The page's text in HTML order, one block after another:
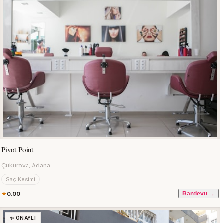
Pivot Point
Çukurova, Adana
Saç Kesimi
0.00 Randevu →
✨ ONAYLI